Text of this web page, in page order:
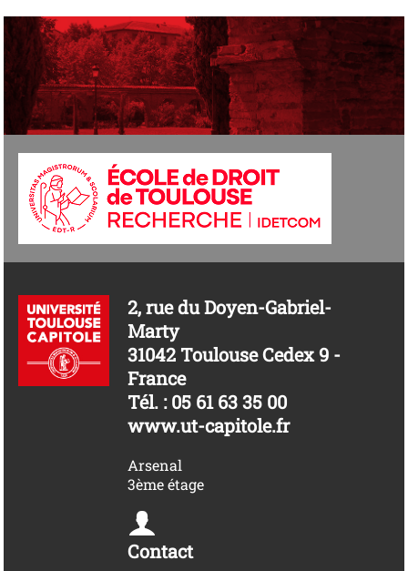
2, rue du Doyen-Gabriel-
Marty
31042 Toulouse Cedex 9 -
France
Tél. : 05 61 63 35 00
www.ut-capitole.fr
Arsenal
3ème étage
Contact